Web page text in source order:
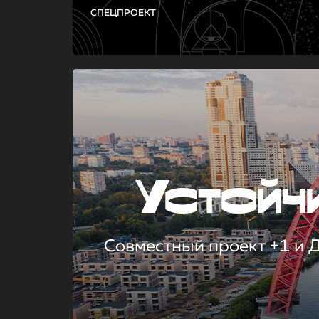
СПЕЦПРОЕКТ
Совместный проект +1 и